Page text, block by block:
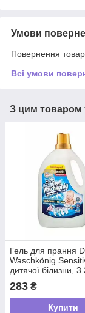
Умови
Повернення
Всі умови
З цим товаром
Гель для прання
Waschkönig
дитячої білизни,
283 ₴
Купити